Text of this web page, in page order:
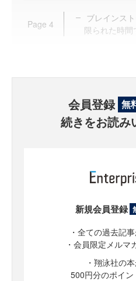
Page 4
ブレインス
限られた時
会員登録 無
続きをお読み
新規会員登録
・全ての過去記
・会員限定メルマ
・翔泳社の
500円分のポイン